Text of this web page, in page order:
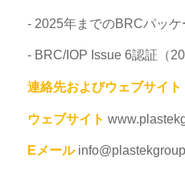
- 2025年までのBRCパッケ
- BRC/IOP Issue 6認証（
連絡先およびウェブサイト
ウェブサイト
Eメール